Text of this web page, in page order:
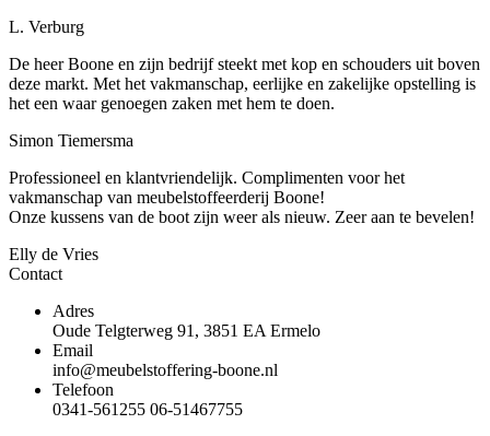
L. Verburg
De heer Boone en zijn bedrijf steekt met kop en schouders uit boven
deze markt. Met het vakmanschap, eerlijke en zakelijke opstelling is
het een waar genoegen zaken met hem te doen.
Simon Tiemersma
Professioneel en klantvriendelijk. Complimenten voor het
vakmanschap van meubelstoffeerderij Boone!
Onze kussens van de boot zijn weer als nieuw. Zeer aan te bevelen!
Elly de Vries
Contact
Adres
Oude Telgterweg 91, 3851 EA Ermelo
Email
info@meubelstoffering-boone.nl
Telefoon
0341-561255 06-51467755